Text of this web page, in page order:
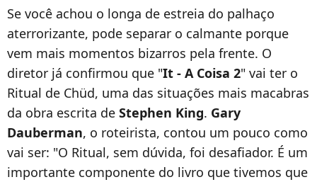
Se você achou o longa de estreia do palhaço
aterrorizante, pode separar o calmante porque
vem mais momentos bizarros pela frente. O
diretor já confirmou que "It - A Coisa 2" vai ter o
Ritual de Chüd, uma das situações mais macabras
da obra escrita de Stephen King. Gary
Dauberman, o roteirista, contou um pouco como
vai ser: "O Ritual, sem dúvida, foi desafiador. É um
importante componente do livro que tivemos que